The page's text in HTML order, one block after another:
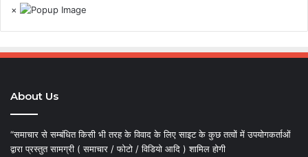
×
About Us
“समाचार से सम्बंधित किसी भी तरह के विवाद के लिए साइट के कुछ तत्वों में उपयोगकर्ताओं
द्वारा प्रस्तुत सामग्री ( समाचार / फोटो / विडियो आदि ) शामिल होगी